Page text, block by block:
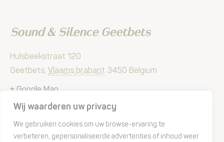
Wij waarderen uw privacy
We gebruiken cookies om uw browse-ervaring te
verbeteren, gepersonaliseerde advertenties of inhoud weer
Sound & Silence Geetbets
Hulsbeekstraat 120
Geetbets, Vlaams brabant 3450 Belgium
+ Google Map
Phone: (0)472991141